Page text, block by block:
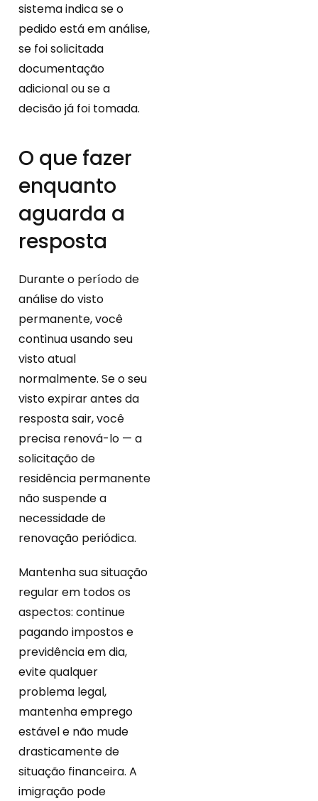
sistema indica se o
pedido está em análise,
se foi solicitada
documentação
adicional ou se a
decisão já foi tomada.
O que fazer
enquanto
aguarda a
resposta
Durante o período de
análise do visto
permanente, você
continua usando seu
visto atual
normalmente. Se o seu
visto expirar antes da
resposta sair, você
precisa renová-lo — a
solicitação de
residência permanente
não suspende a
necessidade de
renovação periódica.
Mantenha sua situação
regular em todos os
aspectos: continue
pagando impostos e
previdência em dia,
evite qualquer
problema legal,
mantenha emprego
estável e não mude
drasticamente de
situação financeira. A
imigração pode